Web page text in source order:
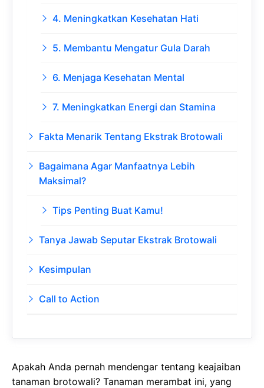
4. Meningkatkan Kesehatan Hati
5. Membantu Mengatur Gula Darah
6. Menjaga Kesehatan Mental
7. Meningkatkan Energi dan Stamina
Fakta Menarik Tentang Ekstrak Brotowali
Bagaimana Agar Manfaatnya Lebih
Maksimal?
Tips Penting Buat Kamu!
Tanya Jawab Seputar Ekstrak Brotowali
Kesimpulan
Call to Action
Apakah Anda pernah mendengar tentang keajaiban
tanaman brotowali? Tanaman merambat ini, yang